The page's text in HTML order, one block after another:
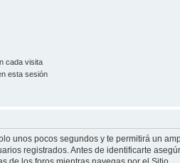
cada visita
esta sesión
unos pocos segundos y te permitirá un
registrados. Antes de identificarte